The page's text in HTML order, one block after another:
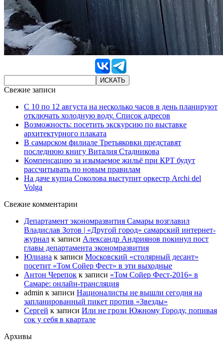
Свежие записи
С 10 по 12 августа на несколько часов в день планируют
отключать холодную воду. Список адресов
Возможность: посетить экскурсию по выставке
архитектурного плаката
В самарском филиале Третьяковки представят
последнюю книгу Виталия Стадникова
Компенсацию за изымаемое жильё при КРТ будут
рассчитывать по новым правилам
На даче купца Соколова выступит оркестр Archi del
Volga
Свежие комментарии
Департамент экономразвития Самары возглавил
Владислав Зотов | «Другой город» самарский интернет-
журнал к записи Александр Андриянов покинул пост
главы департамента экономразвития
Юлиана к записи Московский «столярный десант»
посетит «Том Сойер Фест» в эти выходные
Антон Черепок к записи «Том Сойер Фест-2016» в
Самаре: онлайн-трансляция
admin к записи Националисты не вышли сегодня на
запланированный пикет против «Звезды»
Сергей к записи Или не грози Южному Городу, попивая
сок у себя в квартале
Архивы